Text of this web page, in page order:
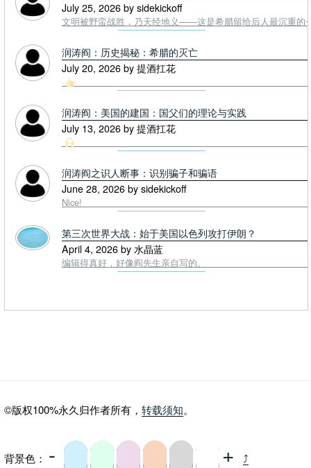
July 25, 2026 by sidekickoff
文明被野蛮战胜，乃天经地义——这是希腊留给后人最沉重的
润涛阎：历史揭秘：希腊的灭亡
July 20, 2026 by 提酒扛花
润涛阎：美国的建国：国父们的理论与实践
July 13, 2026 by 提酒扛花
润涛阎之识人断事：识别骗子和骗语
June 28, 2026 by sidekickoff
Nice!
第三次世界大战：始于美国以色列攻打伊朗？
April 4, 2026 by 水晶蓝
编辑得真好，好像阎先生亲自写的。
©版权100%永久归作者所有， 转载须知。
背景色： - + ⤴